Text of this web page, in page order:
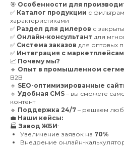
🎯 Особенности для
✅ Каталог продукции с
характеристиками
✅ Раздел для дилеров с
✅ Онлайн-консультант для
✅ Система заказов для оптовых
✅ Интеграция с
📈 Почему мы?
🔹 Опыт в промышленном
B2B
🔹 SEO-оптимизированные
🔹 Удобная CMS – вы сможете
контент
🔹 Поддержка 24/7 – решаем
💼 Наши кейсы:
🏭 Завод ЖБИ:
Увеличение заявок на 70%
Внедрение онлайн-